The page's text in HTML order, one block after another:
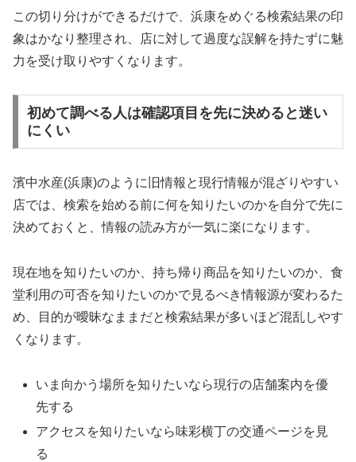
この切り分けができるだけで、浜康をめぐる検索結果の印
象はかなり整理され、店に対して過度な誤解を持たずに魅
力を受け取りやすくなります。
初めて調べる人は確認項目を先に決めると迷い
にくい
濱中水産(浜康)のように旧情報と現行情報が混ざりやすい
店では、検索を始める前に何を知りたいのかを自分で先に
決めておくと、情報の読み方が一気に楽になります。
現在地を知りたいのか、持ち帰り商品を知りたいのか、食
堂利用の可否を知りたいのかで見るべき情報源が変わるた
め、目的が曖昧なままだと検索結果が多いほど混乱しやす
くなります。
いま向かう場所を知りたいなら現行の店舗案内を優
先する
アクセスを知りたいなら味彩横丁の交通ページを見
る